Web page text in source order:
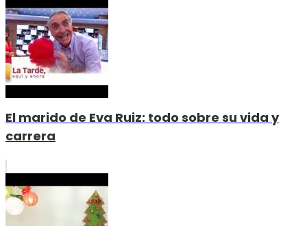
El marido de Eva Ruiz: todo sobre su vida y
carrera